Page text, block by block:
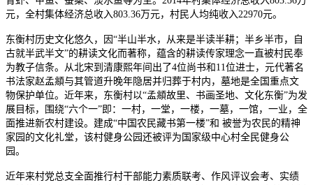
元，全村集体经济总收入803.36万元，村民人均纯收入22970元。
东衡村历史文化悠久，因“半山半水，从来是半读半耕；半乡半市，自
古就半武半文”的耕读文化而著称，蕴含的耕读传家理念一直被村民奉
为教子信条。从北宋到清康熙年间出了4位尚书和11位进士，元代著名
书法家赵孟頫与其管道升晚年隐居并归葬于村内，墓地是全国重点文
物保护单位。近年来，东衡村以“孟頫故里、书画圣地、文化东衡”为发
展目标，围绕“六个一”即：一村，一堂，一楼，一墓，一馆，一业，全
面推进新农村建设。建成“中国农民藏书第一楼”和 被誉为农民的精神
家园的文化礼堂，该村健身公园还被评为国家级中心村全民健身公
园。
近年来村党总支全面推行村干部能力素质联考、作风评议会考、实绩